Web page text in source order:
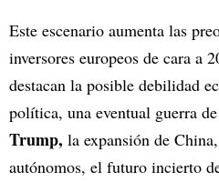
Este escenario aumenta las
inversores europeos de cara a
destacan la posible debilidad
política, una eventual guerra
Trump, la expansión de
autónomos, el futuro incierto